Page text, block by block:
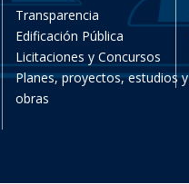
Transparencia
Edificación Pública
Licitaciones y Concursos
Planes, proyectos, estudios y
obras